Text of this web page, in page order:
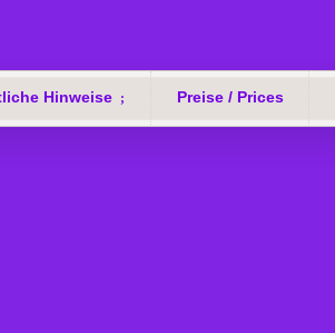
Hinweise Preise / Prices